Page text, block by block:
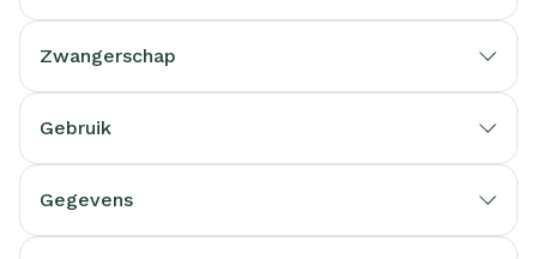
Zwangerschap
Gebruik
Gegevens